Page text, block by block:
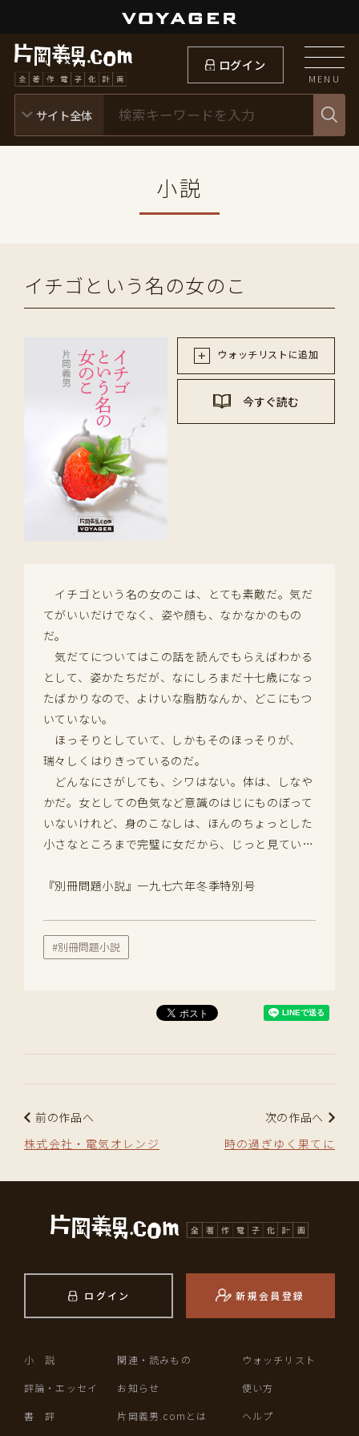
ログイン
MENU
小説
イチゴという名の女のこ
ウォッチリストに追加
今すぐ読む
イチゴという名の女のこは、とても素敵だ。気だ
てがいいだけでなく、姿や顔も、なかなかのもの
だ。
気だてについてはこの話を読んでもらえばわかる
として、姿かたちだが、なにしろまだ十七歳になっ
たばかりなので、よけいな脂肪なんか、どこにもつ
いていない。
ほっそりとしていて、しかもそのほっそりが、
瑞々しくはりきっているのだ。
どんなにさがしても、シワはない。体は、しなや
かだ。女としての色気など意識のはじにものぼって
いないけれど、身のこなしは、ほんのちょっとした
小さなところまで完璧に女だから、じっと見てい…
『別冊問題小説』一九七六年冬季特別号
#別冊問題小説
前の作品へ
株式会社・電気オレンジ
次の作品へ
時の過ぎゆく果てに
ログイン 新規会員登録
小 説
評論・エッセイ
書 評
関連・読みもの
お知らせ
片岡義男.comとは
ウォッチリスト
使い方
ヘルプ